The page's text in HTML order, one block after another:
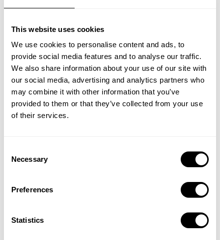
This website uses cookies
We use cookies to personalise content and ads, to
provide social media features and to analyse our traffic.
We also share information about your use of our site with
our social media, advertising and analytics partners who
may combine it with other information that you’ve
provided to them or that they’ve collected from your use
of their services.
Selection
Necessary
Preferences
Statistics
746,00 EUR
1.504,00 EUR